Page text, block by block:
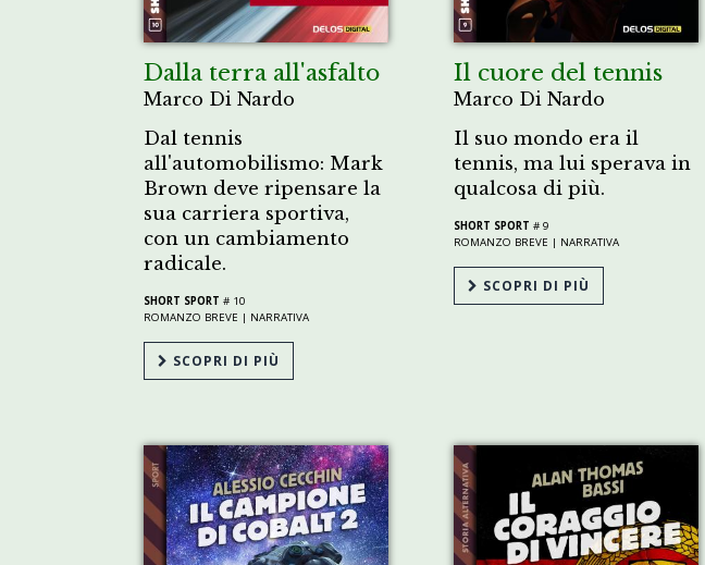
Dalla terra all'asfalto
Marco Di Nardo
Dal tennis
all'automobilismo: Mark
Brown deve ripensare la
sua carriera sportiva,
con un cambiamento
radicale.
SHORT SPORT # 10
ROMANZO BREVE | NARRATIVA
SCOPRI DI PIÙ
Il cuore del tennis
Marco Di Nardo
Il suo mondo era il
tennis, ma lui sperava in
qualcosa di più.
SHORT SPORT # 9
ROMANZO BREVE | NARRATIVA
SCOPRI DI PIÙ